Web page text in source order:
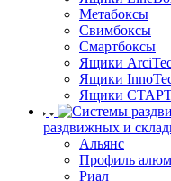
Метабоксы
Свимбоксы
Смартбоксы
Ящики
Ящики
Ящики
раздвижных и
Альянс
Профиль
Риал